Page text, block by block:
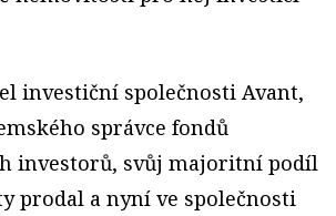
investiční společnosti Avant,
správce fondů
investorů, svůj majoritní podíl
prodal a nyní ve společnosti